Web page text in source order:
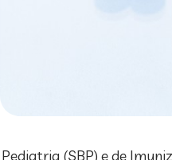
(SBP) e de